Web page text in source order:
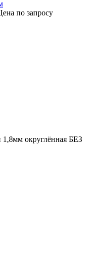
по запросу
1,8мм округлённая БЕЗ